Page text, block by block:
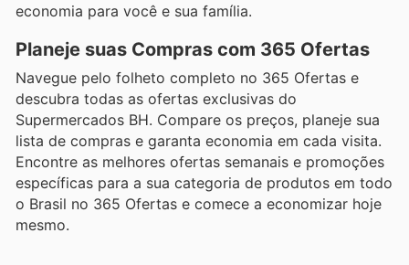
economia para você e sua família.
Planeje suas Compras com 365 Ofertas
Navegue pelo folheto completo no 365 Ofertas e
descubra todas as ofertas exclusivas do
Supermercados BH. Compare os preços, planeje sua
lista de compras e garanta economia em cada visita.
Encontre as melhores ofertas semanais e promoções
específicas para a sua categoria de produtos em todo
o Brasil no 365 Ofertas e comece a economizar hoje
mesmo.